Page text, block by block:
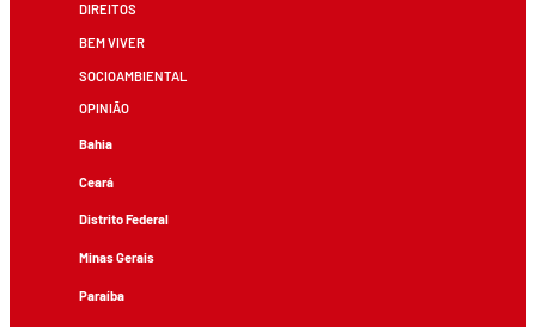
DIREITOS
BEM VIVER
SOCIOAMBIENTAL
OPINIÃO
Bahia
Ceará
Distrito Federal
Minas Gerais
Paraíba